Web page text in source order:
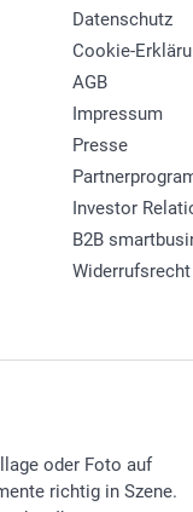
Datenschutz
Cookie-
AGB
Impressum
Presse
Investor
B2B
Widerrufsrecht
oder Foto auf
richtig in Szene.